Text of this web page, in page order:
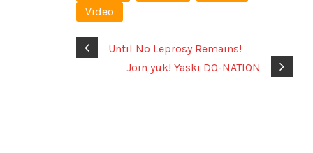
Video
Until No Leprosy Remains!
Join yuk! Yaski DO-NATION